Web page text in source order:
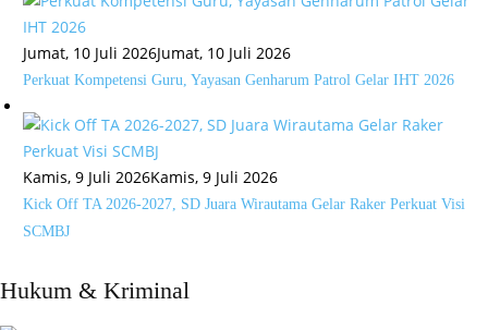
Jumat, 10 Juli 2026Jumat, 10 Juli 2026
Perkuat Kompetensi Guru, Yayasan Genharum Patrol Gelar IHT 2026
Kamis, 9 Juli 2026Kamis, 9 Juli 2026
Kick Off TA 2026-2027, SD Juara Wirautama Gelar Raker Perkuat Visi
SCMBJ
Hukum & Kriminal